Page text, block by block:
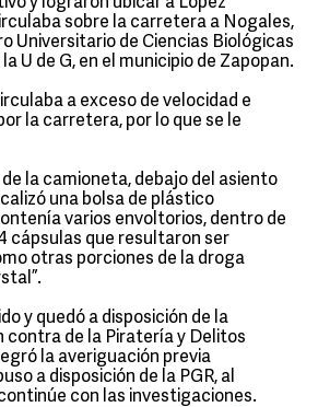
sobre la carretera a Nogales,
Universitario de Ciencias Biológicas
U de G, en el municipio de Zapopan.
a exceso de velocidad e
la carretera, por lo que se le
la camioneta, debajo del asiento
una bolsa de plástico
varios envoltorios, dentro de
cápsulas que resultaron ser
otras porciones de la droga
y quedó a disposición de la
contra de la Piratería y Delitos
la averiguación previa
a disposición de la PGR, al
con las investigaciones.